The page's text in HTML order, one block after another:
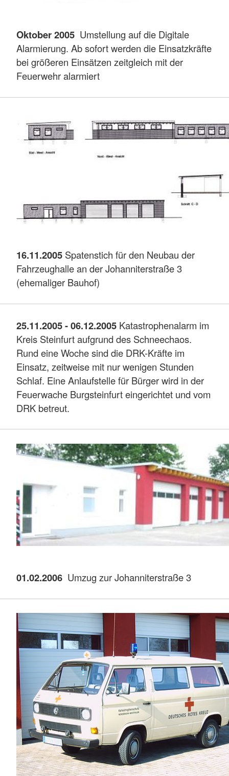
Oktober 2005 Umstellung auf die Digitale
Alarmierung. Ab sofort werden die Einsatzkräfte
bei größeren Einsätzen zeitgleich mit der
Feuerwehr alarmiert
16.11.2005 Spatenstich für den Neubau der
Fahrzeughalle an der Johanniterstraße 3
(ehemaliger Bauhof)
25.11.2005 - 06.12.2005 Katastrophenalarm im
Kreis Steinfurt aufgrund des Schneechaos.
Rund eine Woche sind die DRK-Kräfte im
Einsatz, zeitweise mit nur wenigen Stunden
Schlaf. Eine Anlaufstelle für Bürger wird in der
Feuerwache Burgsteinfurt eingerichtet und vom
DRK betreut.
01.02.2006 Umzug zur Johanniterstraße 3